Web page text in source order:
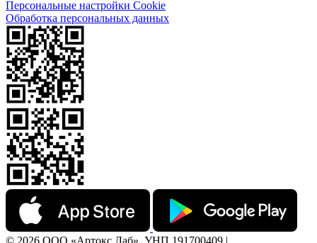
Персональные настройки Cookie
Обработка персональных данных
© 2026 ООО «Артокс Лаб», УНП 191700409 |